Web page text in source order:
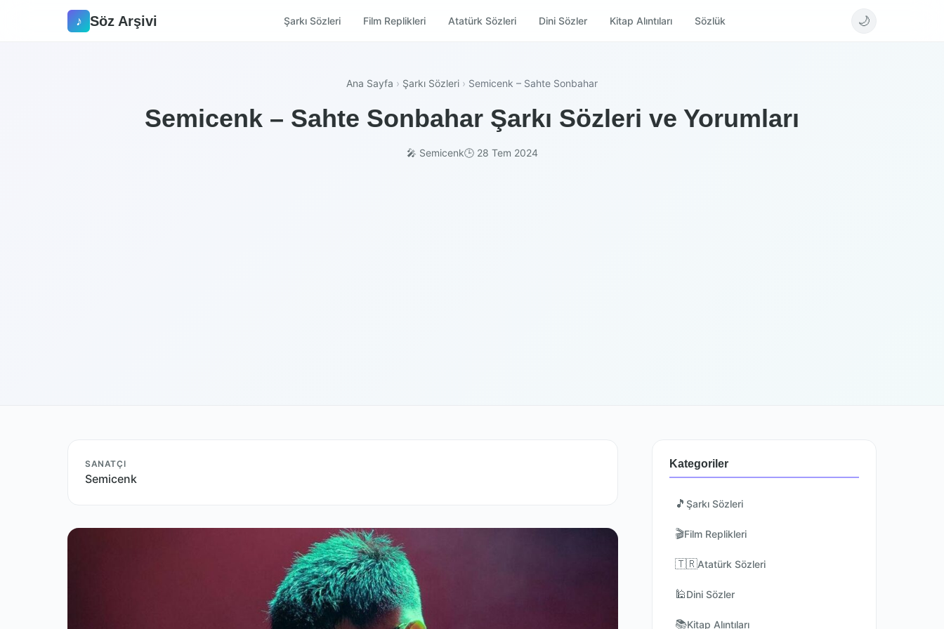
♪ Söz Arşivi Şarkı Sözleri Film Replikleri Atatürk Sözleri Dini Sözler Kitap Alıntıları Sözlük 🌙
Ana Sayfa › Şarkı Sözleri › Semicenk – Sahte Sonbahar
Semicenk – Sahte Sonbahar Şarkı Sözleri ve Yorumları
🎤 Semicenk🕒 28 Tem 2024
SANATÇI
Semicenk
Kategoriler
🎵 Şarkı Sözleri
🎬Film Replikleri
🇹🇷Atatürk Sözleri
🕌Dini Sözler
📚Kitap Alıntıları